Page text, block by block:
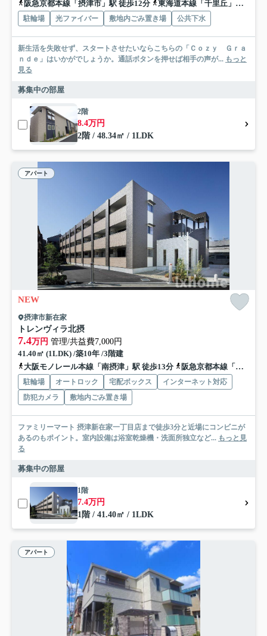
阪急京都本線「摂津市」駅 徒歩12分
東海道本線「千里丘」駅 徒歩13分
駐輪場 光ファイバー 敷地内ごみ置き場 公共下水
新生活を失敗せず、スタートさせたいならこちらの「Ｃｏｚｙ Ｇｒａ
ｎｄｅ」はいかがでしょうか。通話ボタンを押せば相手の声が... もっと
見る
募集中の部屋
2階
8.4万円
2階 / 48.34㎡ / 1LDK
アパート
NEW
摂津市新在家
トレンヴィラ北摂
7.4万円 管理/共益費7,000円
41.40㎡ (1LDK) /築10年 /3階建
大阪モノレール本線「南摂津」駅 徒歩13分
阪急京都本線「摂津市」駅 徒歩38分
駐輪場 オートロック 宅配ボックス
インターネット対応
防犯カメラ
敷地内ごみ置き場
ファミリーマート 摂津新在家一丁目店まで徒歩3分と近場にコンビニが
あるのもポイント。室内設備は浴室乾燥機・洗面所独立など... もっと見
る
募集中の部屋
1階
7.4万円
1階 / 41.40㎡ / 1LDK
アパート